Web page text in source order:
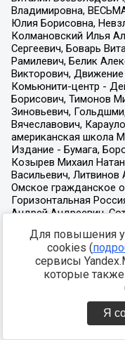
Для повышения
cookies (
сервисы
которые
Я